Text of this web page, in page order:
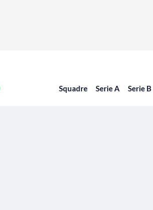
Squadre Serie A Serie B